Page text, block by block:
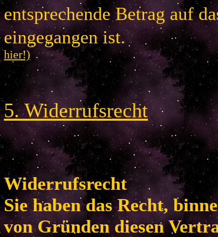
entsprechende Betrag auf
eingegangen
hier!)
5.Widerrufsrecht
Widerrufsrecht
Sie haben das Recht,
von Gründen diesen